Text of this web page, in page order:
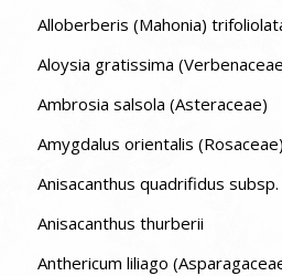
Alloberberis (Mahonia)
Aloysia gratissima
Ambrosia salsola (Asteraceae)
Amygdalus orientalis (Rosaceae)
Anisacanthus quadrifidus
Anisacanthus thurberii
Anthericum liliago